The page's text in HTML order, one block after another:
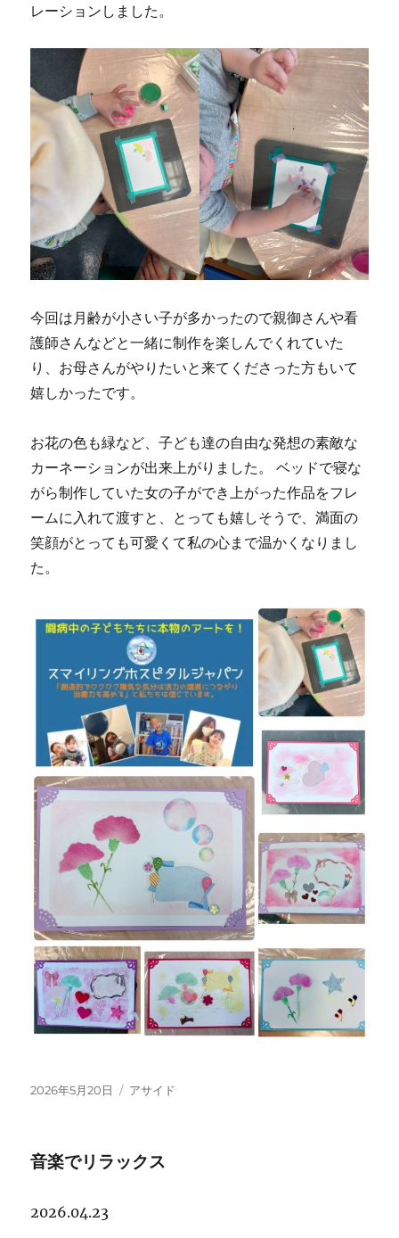
レーションしました。
今回は月齢が小さい子が多かったので親御さんや看
護師さんなどと一緒に制作を楽しんでくれていた
り、お母さんがやりたいと来てくださった方もいて
嬉しかったです。
お花の色も緑など、子ども達の自由な発想の素敵な
カーネーションが出来上がりました。 ベッドで寝な
がら制作していた女の子ができ上がった作品をフレ
ームに入れて渡すと、とっても嬉しそうで、満面の
笑顔がとっても可愛くて私の心まで温かくなりまし
た。
投
2026年5月20日
フ
ッ
アサイド
音楽でリラックス
2026.04.23